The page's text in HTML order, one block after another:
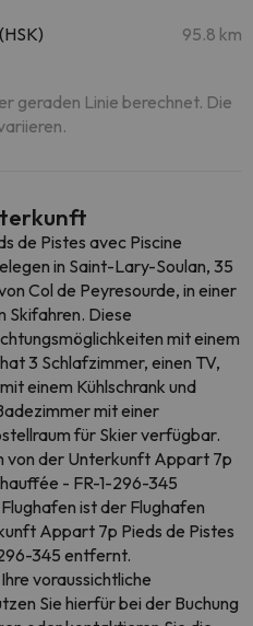
95.8 km
geraden Linie berechnet. Die
de Pistes avec Piscine
in Saint-Lary-Soulan, 35
Col de Peyresourde, in einer
Skifahren. Diese
mit einem
3 Schlafzimmer, einen TV,
einem Kühlschrank und
mit einer
für Skier verfügbar.
von der Unterkunft Appart 7p
- FR-1-296-345
ist der Flughafen
Appart 7p Pieds de Pistes
345 entfernt.
voraussichtliche
Sie hierfür bei der Buchung